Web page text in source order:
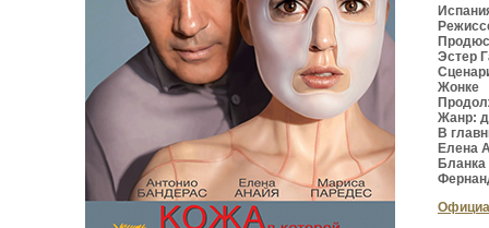
Эстер
Жонке
Жанр:
В
Елена
Бланка